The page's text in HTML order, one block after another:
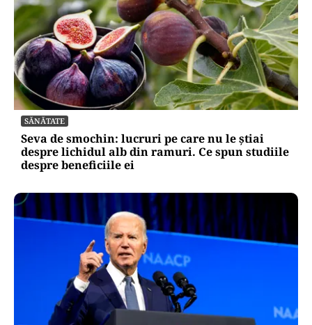
SĂNĂTATE
Seva de smochin: lucruri pe care nu le știai
despre lichidul alb din ramuri. Ce spun studiile
despre beneficiile ei